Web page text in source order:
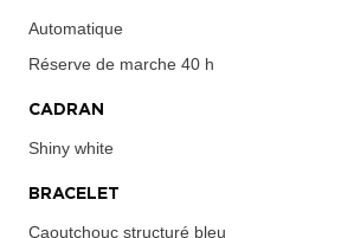
Automatique
Réserve de marche 40 h
CADRAN
Shiny white
BRACELET
Caoutchouc structuré bleu